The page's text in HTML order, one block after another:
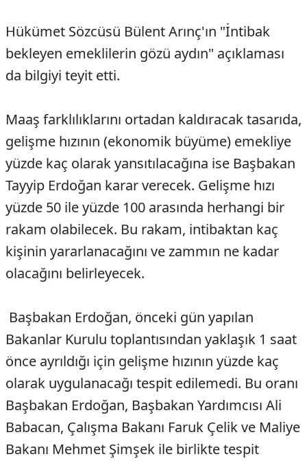
Hükümet Sözcüsü Bülent Arınç'ın "İntibak
bekleyen emeklilerin gözü aydın" açıklaması
da bilgiyi teyit etti.
Maaş farklılıklarını ortadan kaldıracak tasarıda,
gelişme hızının (ekonomik büyüme) emekliye
yüzde kaç olarak yansıtılacağına ise Başbakan
Tayyip Erdoğan karar verecek. Gelişme hızı
yüzde 50 ile yüzde 100 arasında herhangi bir
rakam olabilecek. Bu rakam, intibaktan kaç
kişinin yararlanacağını ve zammın ne kadar
olacağını belirleyecek.
Başbakan Erdoğan, önceki gün yapılan
Bakanlar Kurulu toplantısından yaklaşık 1 saat
önce ayrıldığı için gelişme hızının yüzde kaç
olarak uygulanacağı tespit edilemedi. Bu oranı
Başbakan Erdoğan, Başbakan Yardımcısı Ali
Babacan, Çalışma Bakanı Faruk Çelik ve Maliye
Bakanı Mehmet Şimşek ile birlikte tespit